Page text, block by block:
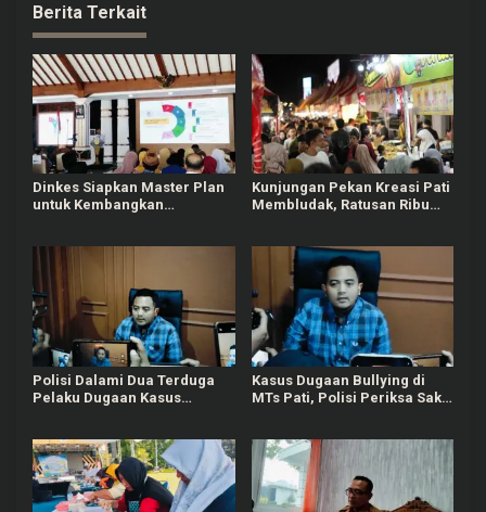
Berita Terkait
Dinkes Siapkan Master Plan
untuk Kembangkan
Kunjungan Pekan Kreasi Pati
Membludak, Ratusan Ribu
Polisi Dalami Dua Terduga
Pelaku Dugaan Kasus
Kasus Dugaan Bullying di
MTs Pati, Polisi Periksa Saksi